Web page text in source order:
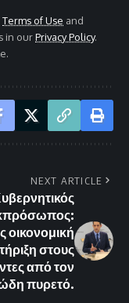
Terms of Use and
in ourPrivacy Policy.
NEXT ARTICLE
οικονομική
στους
από τον
πυρετό.